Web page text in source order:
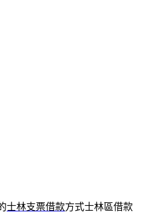
士林支票借款方式士林區借款